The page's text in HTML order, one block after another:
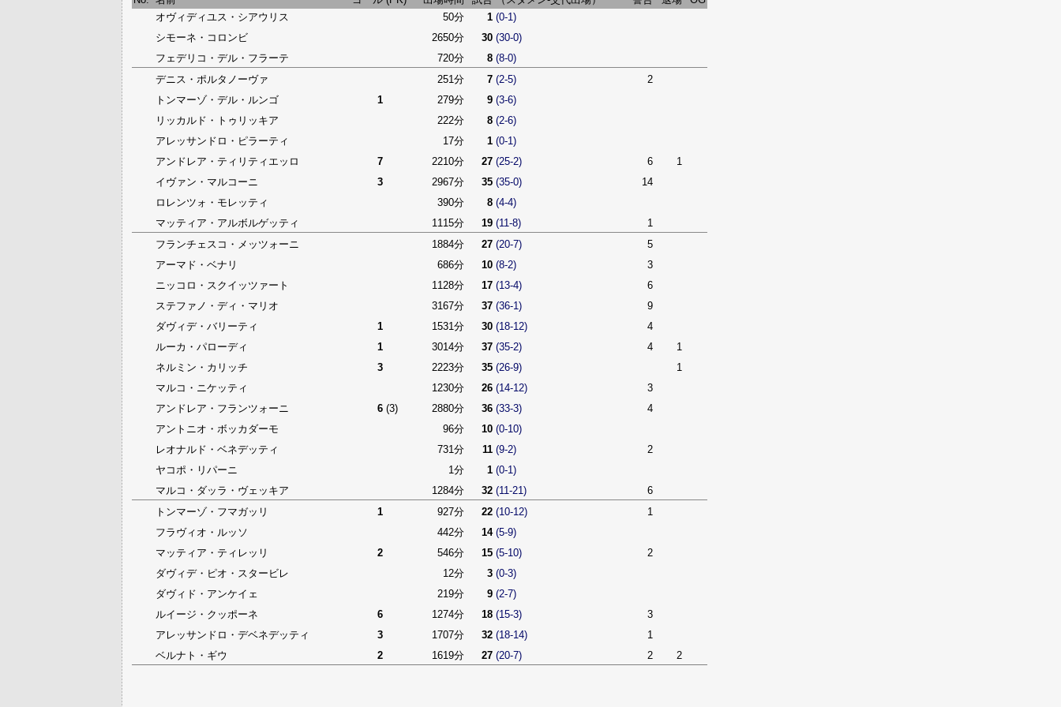
オヴィディユス・シアウリス
50分 1 (0-1)
シモーネ・コロンビ
2650分 30 (30-0)
フェデリコ・デル・フラーテ
720分 8 (8-0)
デニス・ポルタノーヴァ
251分 7 (2-5)
2
トンマーゾ・デル・ルンゴ
1 279分 9 (3-6)
リッカルド・トゥリッキア
222分 8 (2-6)
アレッサンドロ・ピラーティ
17分 1 (0-1)
アンドレア・ティリティエッロ
7 2210分 27 (25-2) 6
1
イヴァン・マルコーニ
3 2967分 35 (35-0)
14
ロレンツォ・モレッティ
390分 8 (4-4)
マッティア・アルボルゲッティ
1115分 19 (11-8)
1
フランチェスコ・メッツォーニ
1884分 27 (20-7)
5
アーマド・ベナリ
686分 10 (8-2)
3
ニッコロ・スクイッツァート
1128分 17 (13-4)
6
ステファノ・ディ・マリオ
3167分 37 (36-1)
9
ダヴィデ・バリーティ
1 1531分 30 (18-12)
4
ルーカ・パローディ
1 3014分 37 (35-2) 4
1
ネルミン・カリッチ
3 2223分 35 (26-9)
1
マルコ・ニケッティ
1230分 26 (14-12)
3
アンドレア・フランツォーニ
6 (3) 2880分 36 (33-3)
4
アントニオ・ボッカダーモ
96分 10 (0-10)
レオナルド・ベネデッティ
731分 11 (9-2)
2
ヤコポ・リパーニ
1分 1 (0-1)
マルコ・ダッラ・ヴェッキア
1284分 32 (11-21)
6
トンマーゾ・フマガッリ
1 927分 22 (10-12)
1
フラヴィオ・ルッソ
442分 14 (5-9)
マッティア・ティレッリ
2 546分 15 (5-10)
2
ダヴィデ・ピオ・スタービレ
12分 3 (0-3)
ダヴィド・アンケイェ
219分 9 (2-7)
ルイージ・クッポーネ
6 1274分 18 (15-3)
3
アレッサンドロ・デベネデッティ
3 1707分 32 (18-14)
1
ベルナト・ギウ
2 1619分 27 (20-7) 2 2